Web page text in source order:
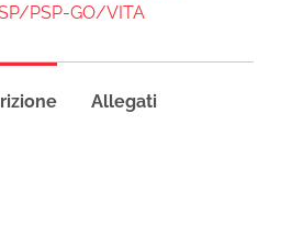
PSP-GO/VITA
Allegati